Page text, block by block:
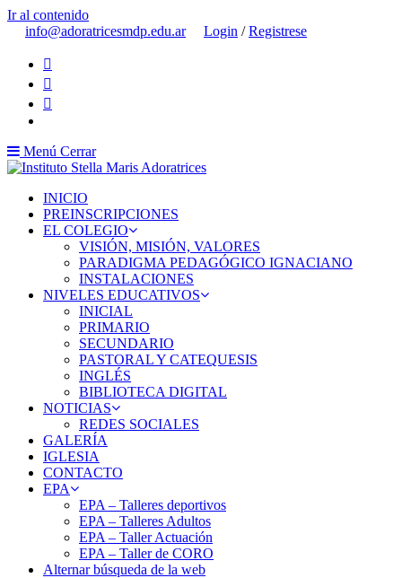
Ir al contenido
info@adoratricesmdp.edu.ar
Login /Registrese
Menú Cerrar
INICIO
PREINSCRIPCIONES
EL COLEGIO
VISIÓN, MISIÓN, VALORES
PARADIGMA PEDAGÓGICO IGNACIANO
INSTALACIONES
NIVELES EDUCATIVOS
INICIAL
PRIMARIO
SECUNDARIO
PASTORAL Y CATEQUESIS
INGLÉS
BIBLIOTECA DIGITAL
NOTICIAS
REDES SOCIALES
GALERÍA
IGLESIA
CONTACTO
EPA
EPA – Talleres deportivos
EPA – Talleres Adultos
EPA – Taller Actuación
EPA – Taller de CORO
Alternar búsqueda de la web